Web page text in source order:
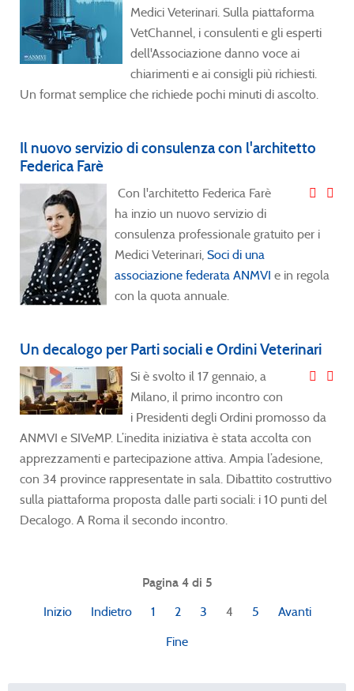
Medici Veterinari. Sulla piattaforma
VetChannel, i consulenti e gli esperti
dell'Associazione danno voce ai
chiarimenti e ai consigli più richiesti.
Un format semplice che richiede pochi minuti di ascolto.
Il nuovo servizio di consulenza con l'architetto
Federica Farè
Con l'architetto Federica Farè
ha inzio un nuovo servizio di
consulenza professionale gratuito per i
Medici Veterinari, Soci di una
associazione federata ANMVI e in regola
con la quota annuale.
Un decalogo per Parti sociali e Ordini Veterinari
Si è svolto il 17 gennaio, a
Milano, il primo incontro con
i Presidenti degli Ordini promosso da
ANMVI e SIVeMP. L’inedita iniziativa è stata accolta con
apprezzamenti e partecipazione attiva. Ampia l’adesione,
con 34 province rappresentate in sala. Dibattito costruttivo
sulla piattaforma proposta dalle parti sociali: i 10 punti del
Decalogo. A Roma il secondo incontro.
Pagina 4 di 5
Inizio
Indietro 1 2 3 4 5
Avanti
Fine